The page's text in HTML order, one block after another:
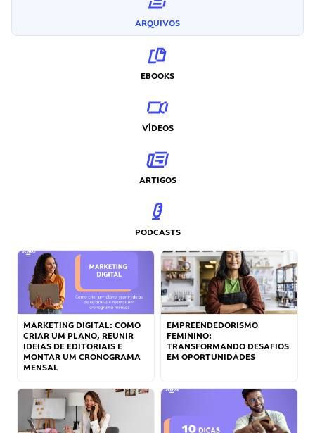
ARQUIVOS
EBOOKS
VÍDEOS
ARTIGOS
PODCASTS
MARKETING DIGITAL: COMO
CRIAR UM PLANO, REUNIR
IDEIAS DE EDITORIAIS E
MONTAR UM CRONOGRAMA
MENSAL
EMPREENDEDORISMO
FEMININO:
TRANSFORMANDO DESAFIOS
EM OPORTUNIDADES